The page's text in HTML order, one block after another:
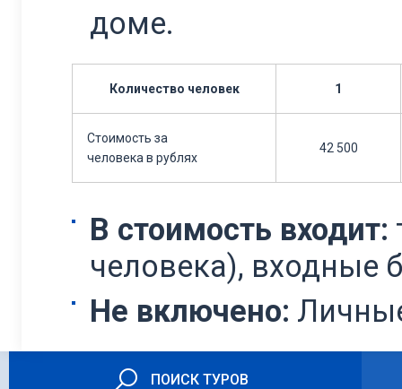
доме.
Количество человек 1
Стоимость за
человека в рублях
42 500
В стоимость входит:
человека), входные
Не включено:
ПОИСК ТУРОВ